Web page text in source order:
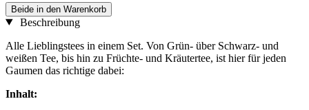
Beide in den Warenkorb
Beschreibung
Alle Lieblingstees in einem Set. Von Grün- über Schwarz- und
weißen Tee, bis hin zu Früchte- und Kräutertee, ist hier für jeden
Gaumen das richtige dabei:
Inhalt: